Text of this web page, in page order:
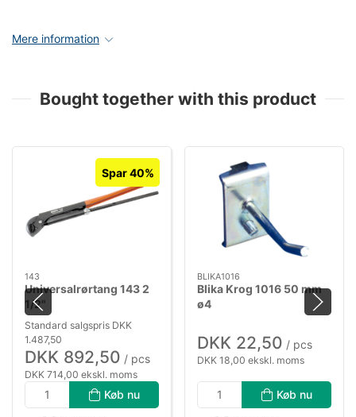
Mere information
Bought together with this product
Spar 40%
143
Universalrørtang 143 2
1/2"
Standard salgspris DKK
1.487,50
DKK 892,50 / pcs
DKK 714,00 ekskl. moms
Køb nu
BLIKA1016
Blika Krog 1016 50 mm
ø4
DKK 22,50 / pcs
DKK 18,00 ekskl. moms
Køb nu